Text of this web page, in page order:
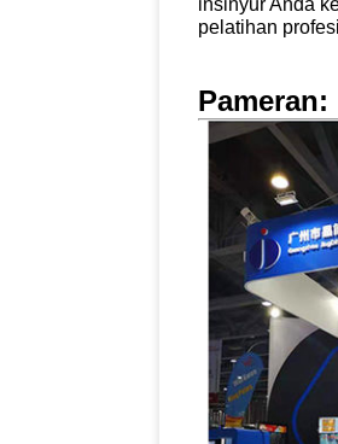
insinyur Anda
pelatihan
Pameran: